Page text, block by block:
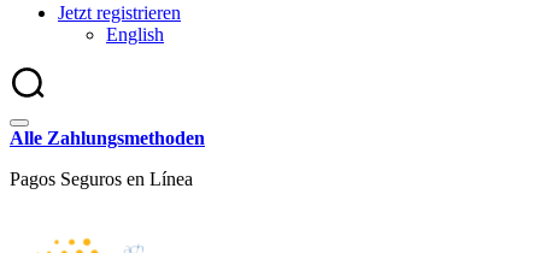
Jetzt registrieren
English
Alle Zahlungsmethoden
Pagos Seguros en Línea